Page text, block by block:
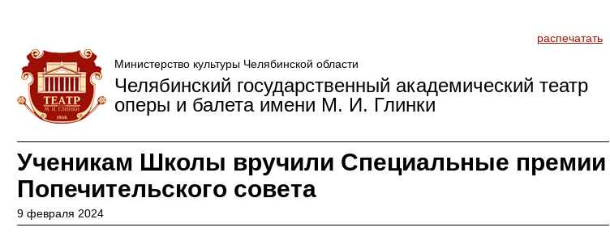
Министерство культуры Челябинской области
Челябинский государственный академический театр
оперы и балета имени М. И. Глинки
распечатать
Ученикам Школы вручили Специальные премии
Попечительского совета
9 февраля 2024